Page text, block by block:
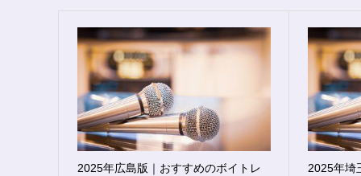
2025年広島版｜おすすめのボイトレ
2025年埼